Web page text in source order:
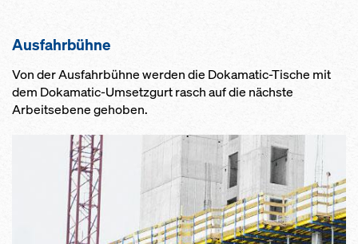
Aus­fahr­büh­ne
Von der Ausfahrbühne werden die Dokamatic-Tische mit
dem Dokamatic-Umsetzgurt rasch auf die nächste
Arbeitsebene gehoben.